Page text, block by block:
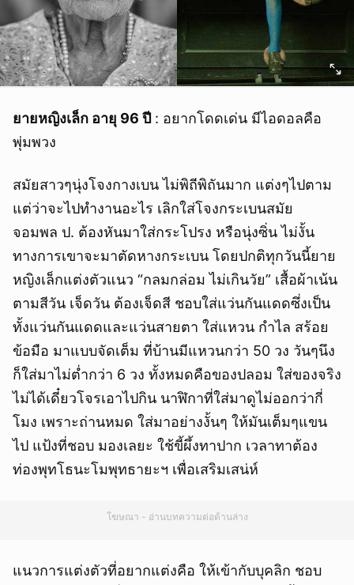
ยายหญิงเล็ก อายุ 96 ปี : อยากโดดเด่น มีไอดอลคือ
พุ่มพวง
สมัยสาวๆนุ่งโจงกางเบน ไม่พิถีพิถันมาก แต่งๆไปตาม
แต่ว่าจะไปทำงานอะไร เลิกใส่โจงกระเบนสมัย
จอมพล ป. ต้องหันมาใส่กระโปรง หรือนุ่งซิ่น ไม่งั้น
ทางการเขาจะมาตัดหางกระเบน โดยปกติทุกวันนี้ยาย
หญิงเล็กแต่งตัวแนว “กลมกล่อม ไม่เกินวัย” เสื้อผ้าเน้น
ตามสีวัน เจ็ดวัน ต้องเจ็ดสี ชอบใส่แว่นกันแดดซึ่งเป็น
ทั้งแว่นกันแดดและแว่นสายตา ใส่แหวน กำไล สร้อย
ข้อมือ มาแบบจัดเต็ม ที่บ้านมีแหวนกว่า 50 วง วันๆนึง
ก็ใส่มาไม่ต่ำกว่า 6 วง ทั้งหมดคือของปลอม ใส่ของจริง
ไม่ได้เดี๋ยวโจรเอาไปกิน นาฬิกาที่ใส่มาดูไม่ออกว่ากี่
โมง เพราะถ่านหมด ใส่มาอย่างงั้นๆ ให้มันเต็มๆแขน
ไป แป้งที่ชอบ มองเลยะ ใช้ขี้ผึ้งทาปาก เวลาทาต้อง
ท่องพุทโธนะโมพุทธายะฯ เพื่อเสริมเสน่ห์
โฆษณา - อ่านบทความต่อด้านล่าง
แนวการแต่งตัวที่อยากแต่งคือ ให้เข้ากับบุคลิก ชอบ